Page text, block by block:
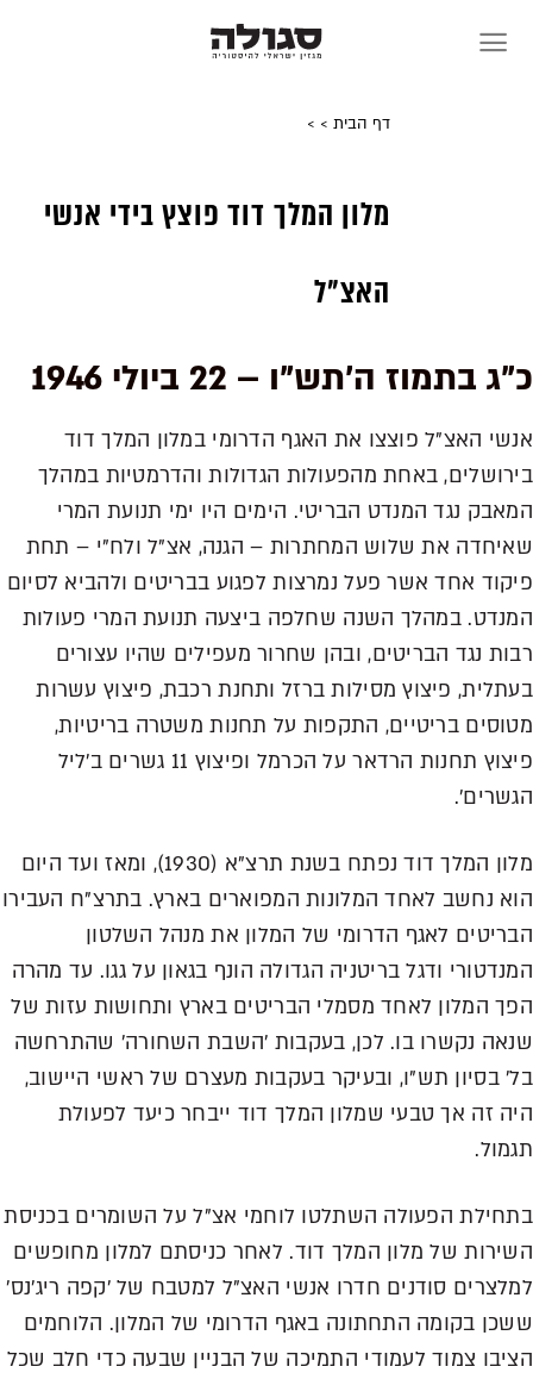
דף הבית >
>
מלון המלך דוד פוצץ בידי אנשי
האצ"ל
כ"ג בתמוז ה'תש"ו – 22 ביולי 1946
אנשי האצ"ל פוצצו את האגף הדרומי במלון המלך דוד
בירושלים, באחת מהפעולות הגדולות והדרמטיות במהלך
המאבק נגד המנדט הבריטי. הימים היו ימי תנועת המרי
שאיחדה את שלוש המחתרות – הגנה, אצ"ל ולח"י – תחת
פיקוד אחד אשר פעל נמרצות לפגוע בבריטים ולהביא לסיום
המנדט. במהלך השנה שחלפה ביצעה תנועת המרי פעולות
רבות נגד הבריטים, ובהן שחרור מעפילים שהיו עצורים
בעתלית, פיצוץ מסילות ברזל ותחנת רכבת, פיצוץ עשרות
מטוסים בריטיים, התקפות על תחנות משטרה בריטיות,
פיצוץ תחנות הרדאר על הכרמל ופיצוץ 11 גשרים ב'ליל
הגשרים'.
מלון המלך דוד נפתח בשנת תרצ"א (1930), ומאז ועד היום
הוא נחשב לאחד המלונות המפוארים בארץ. בתרצ"ח העבירו
הבריטים לאגף הדרומי של המלון את מנהל השלטון
המנדטורי ודגל בריטניה הגדולה הונף בגאון על גגו. עד מהרה
הפך המלון לאחד מסמלי הבריטים בארץ ותחושות עזות של
שנאה נקשרו בו. לכן, בעקבות 'השבת השחורה' שהתרחשה
בל' בסיון תש"ו, ובעיקר בעקבות מעצרם של ראשי היישוב,
היה זה אך טבעי שמלון המלך דוד ייבחר כיעד לפעולת
תגמול.
בתחילת הפעולה השתלטו לוחמי אצ"ל על השומרים בכניסת
השירות של מלון המלך דוד. לאחר כניסתם למלון מחופשים
למלצרים סודנים חדרו אנשי האצ"ל למטבח של 'קפה ריג'נס'
ששכן בקומה התחתונה באגף הדרומי של המלון. הלוחמים
הציבו צמוד לעמודי התמיכה של הבניין שבעה כדי חלב שכל